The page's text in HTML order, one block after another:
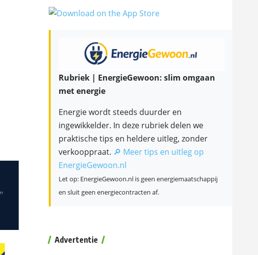
Rubriek | EnergieGewoon: slim omgaan
met energie
Energie wordt steeds duurder en
ingewikkelder. In deze rubriek delen we
praktische tips en heldere uitleg, zonder
verkooppraat. 🔎 Meer tips en uitleg op
EnergieGewoon.nl
Let op: EnergieGewoon.nl is geen energiemaatschappij
en sluit geen energiecontracten af.
Advertentie